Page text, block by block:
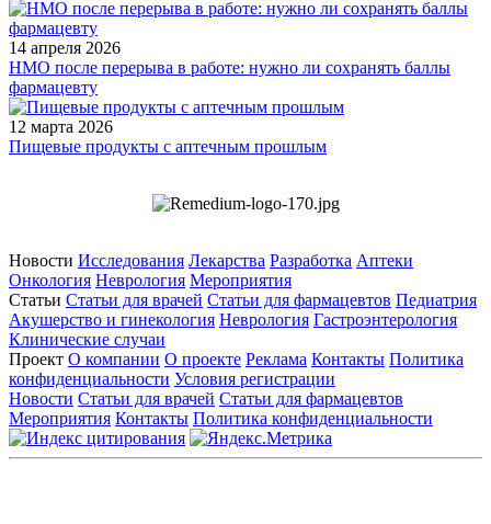
14 апреля 2026
НМО после перерыва в работе: нужно ли сохранять баллы
фармацевту
12 марта 2026
Пищевые продукты с аптечным прошлым
Новости Исследования Лекарства Разработка Аптеки
Онкология Неврология Мероприятия
Статьи Статьи для врачей Статьи для фармацевтов Педиатрия
Акушерство и гинекология Неврология Гастроэнтерология
Клинические случаи
Проект О компании О проекте Реклама Контакты Политика
конфиденциальности Условия регистрации
Новости Статьи для врачей Статьи для фармацевтов
Мероприятия Контакты Политика конфиденциальности